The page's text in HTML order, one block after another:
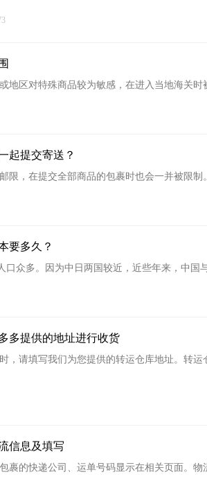
地区对特殊商品较为敏感，在进入当地海关
起提交寄送？
限，在提交全部商品的包裹时也会一并被限制
要多久？
众多。因为中日两国较近，近些年来，中国
多提供的地址进行收货
，请填写我们为您提供的转运仓库地址。转
信息及填写
裹的快递公司、运单号码显示在相关页面。